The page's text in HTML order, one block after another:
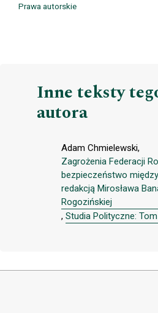
Prawa autorskie
Inne teksty
autora
Adam Chmielewski,
Zagrożenia Federacji
bezpieczeństwo
redakcją Mirosława
Rogozińskiej
, Studia Polityczne: